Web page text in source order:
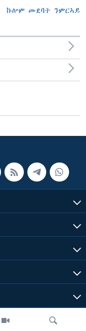
ኩሎም መደባት ንምርኣይ
ጸሓፊ ዝተሓለወዩ።